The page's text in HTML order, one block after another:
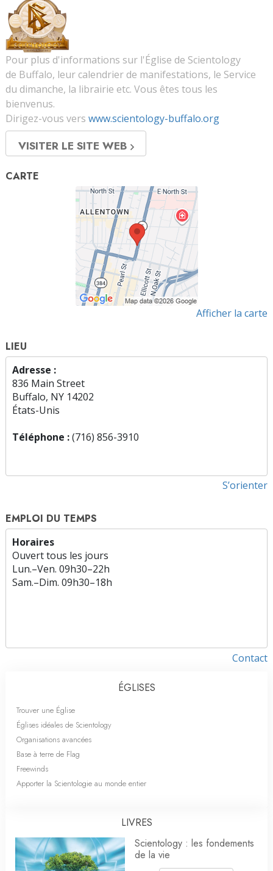
Pour plus d'informations sur l'Église de Scientology
de Buffalo, leur calendrier de manifestations, le Service
du dimanche, la librairie etc. Vous êtes tous les
bienvenus.
Dirigez-vous vers www.scientology-buffalo.org
VISITER LE SITE WEB
CARTE
Afficher la carte
LIEU
Adresse :
836 Main Street
Buffalo, NY 14202
États-Unis
Téléphone :(716) 856-3910
S’orienter
EMPLOI DU TEMPS
Horaires
Ouvert tous les jours
Lun.–Ven. 09h30–22h
Sam.–Dim. 09h30–18h
Contact
ÉGLISES
Trouver une Église
Églises idéales de Scientology
Organisations avancées
Base à terre de Flag
Freewinds
Apporter la Scientologie au monde entier
LIVRES
Scientology : les fondements
de la vie